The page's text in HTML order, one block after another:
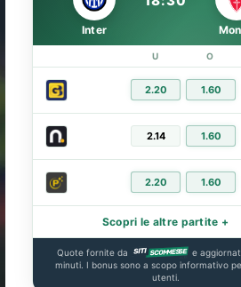
Inter
U O
2.20 1.60
2.14 1.60
2.20 1.60
Scopri le altre partite +
Quote fornite da
e
minuti. I bonus sono a scopo informativo
utenti.